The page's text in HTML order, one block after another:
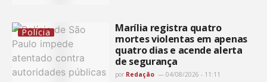
Polícia
Marília registra quatro
mortes violentas em apenas
quatro dias e acende alerta
de segurança
por Redação 04/08/2026 - 11:11